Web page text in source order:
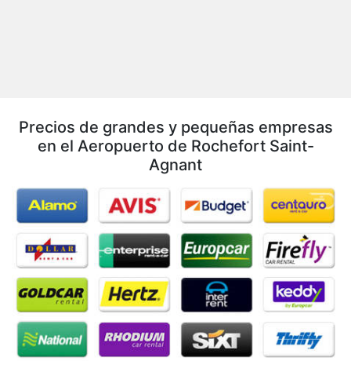
Precios de grandes y pequeñas empresas
en el Aeropuerto de Rochefort Saint-
Agnant